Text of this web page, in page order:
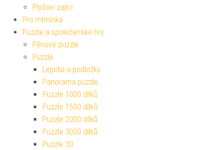
Plyšoví zajíci
Pro miminka
Puzzle a společenské hry
Pěnové puzzle
Puzzle
Lepidla a podložky
Panorama puzzle
Puzzle 1000 dílků
Puzzle 1500 dílků
Puzzle 2000 dílků
Puzzle 3000 dílků
Puzzle 3D